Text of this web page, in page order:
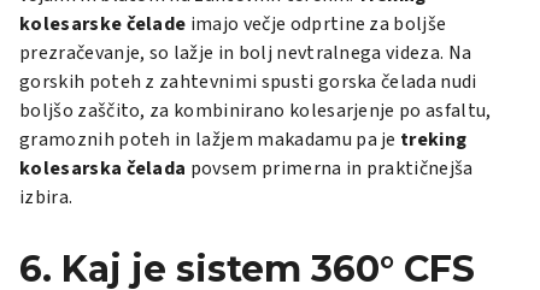
kolesarske čelade imajo večje odprtine za boljše
prezračevanje, so lažje in bolj nevtralnega videza. Na
gorskih poteh z zahtevnimi spusti gorska čelada nudi
boljšo zaščito, za kombinirano kolesarjenje po asfaltu,
gramoznih poteh in lažjem makadamu pa je treking
kolesarska čelada povsem primerna in praktičnejša
izbira.
6. Kaj je sistem 360° CFS